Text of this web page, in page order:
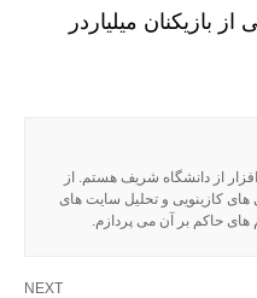
بازیکنان میلیاردر
از دانشگاه شریف هستم. از
بازی های کازینویی و تحلیل سایت های
های حاکم بر آن می پردازم.
NEXT